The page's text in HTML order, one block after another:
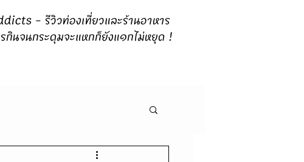
- รีวิวท่องเที่ยวและร้านอาหาร
กินจนกระดุมจะแหกก็ยังแ๑กไม่หยุด !